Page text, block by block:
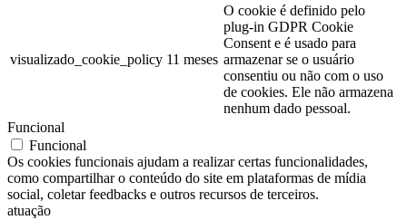
visualizado_cookie_policy 11 meses
O cookie é definido pelo
plug-in GDPR Cookie
Consent e é usado para
armazenar se o usuário
consentiu ou não com o uso
de cookies. Ele não armazena
nenhum dado pessoal.
Funcional
Funcional
Os cookies funcionais ajudam a realizar certas funcionalidades,
como compartilhar o conteúdo do site em plataformas de mídia
social, coletar feedbacks e outros recursos de terceiros.
atuação